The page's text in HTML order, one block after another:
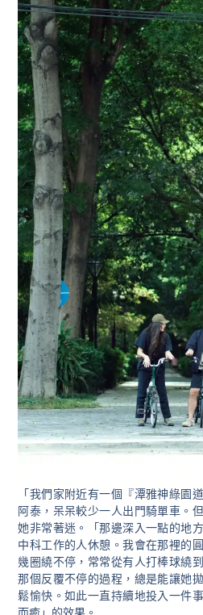
「我們家附近有一個『潭雅神綠園
阿泰，呆呆較少一人出門騎單車。
她非常著迷。「那邊深入一點的地
中科工作的人休憩。我會在那裡的
幾圈繞不停，常常從有人打棒球繞
那個反覆不停的過程，總是能讓她
鬆愉快。如此一直持續地投入一件